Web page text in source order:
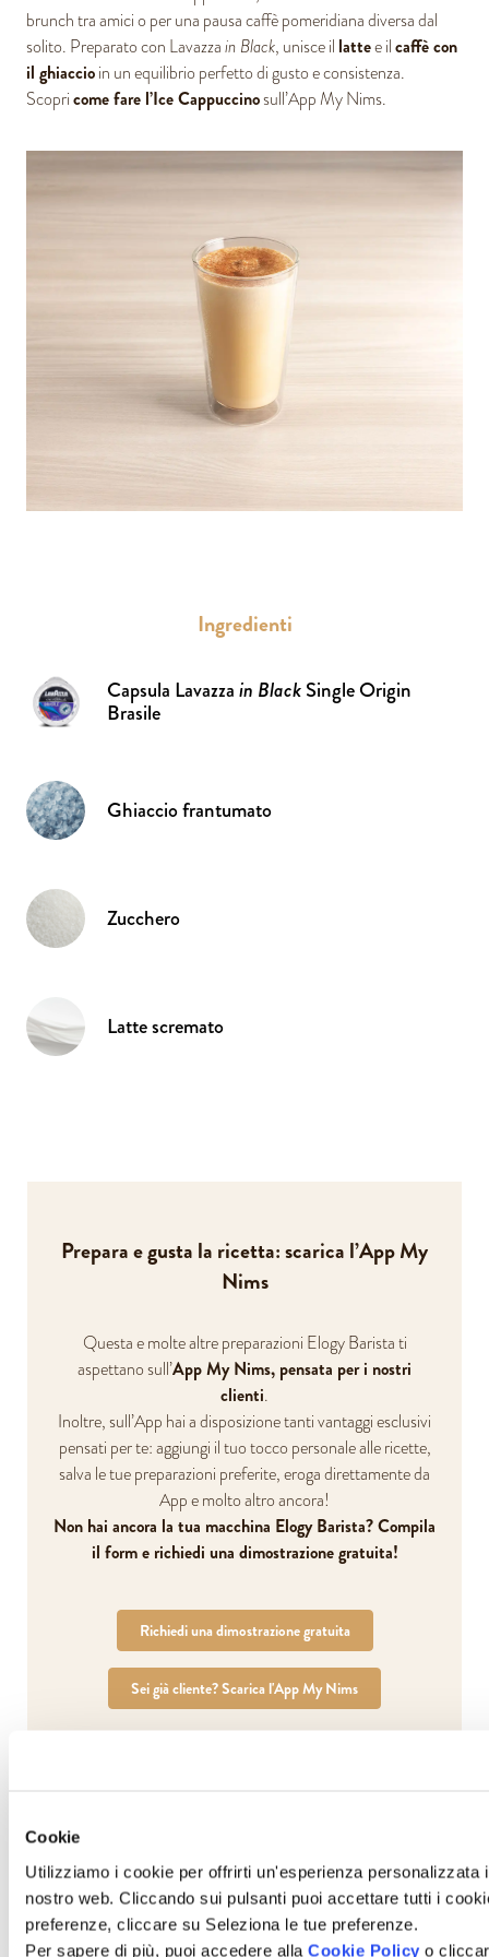
Cookie
Utilizziamo i cookie per offrirti un'esperienza
nostro web. Cliccando sui pulsanti puoi accettare tutti i
preferenze, cliccare su Seleziona le tue preferenze.
Per sapere di più, puoi accedere alla Cookie Policy o
brunch tra amici o per una pausa caffè pomeridiana diversa dal
solito. Preparato con Lavazzain Black, unisce il lattee ilcaffè con
il ghiaccioin un equilibrio perfetto di gusto e consistenza.
Scopricome fare l’Ice Cappuccinosull’App My Nims.
Ingredienti
Capsula Lavazzain BlackSingle Origin
Brasile
Ghiaccio frantumato
Zucchero
Latte scremato
Prepara e gusta la ricetta: scarica l’App My
Nims
Questa e molte altre preparazioni Elogy Barista ti
aspettano sull’App My Nims, pensata per i nostri
clienti.
Inoltre, sull’App hai a disposizione tanti vantaggi esclusivi
pensati per te: aggiungi il tuo tocco personale alle ricette,
salva le tue preparazioni preferite, eroga direttamente da
App e molto altro ancora!
Non hai ancora la tua macchina Elogy Barista? Compila
il form e richiedi una dimostrazione gratuita!
Richiedi una dimostrazione gratuita
Sei già cliente? Scarica l'App My Nims
Scopri nuove gustose preparazioni